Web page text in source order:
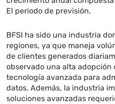
El periodo de previsión.
BFSI ha sido una industria
regiones, ya que maneja
de clientes generados
observado una alta adopción
tecnología avanzada para
datos. Además, la industria
soluciones avanzadas